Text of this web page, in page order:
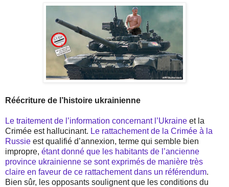
Réécriture de l’histoire ukrainienne
Le traitement de l’information concernant l’Ukraine et la
Crimée est hallucinant. Le rattachement de la Crimée à la
Russie est qualifié d’annexion, terme qui semble bien
impropre, étant donné que les habitants de l’ancienne
province ukrainienne se sont exprimés de manière très
claire en faveur de ce rattachement dans un référendum.
Bien sûr, les opposants soulignent que les conditions du